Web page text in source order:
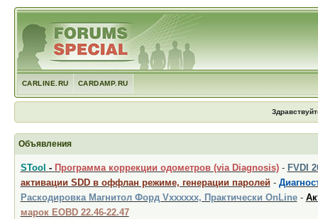
CARLINE.RU CARDAMP.RU
Объявления
STool - Программа коррекции одометров (via Diagnosis)- FVDI
активации SDD в оффлан режиме, генерации паролей -
Раскодировка Магнитол Форд Vxxxxxx, Практически OnLine-
марок EOBD 22.46-22.47